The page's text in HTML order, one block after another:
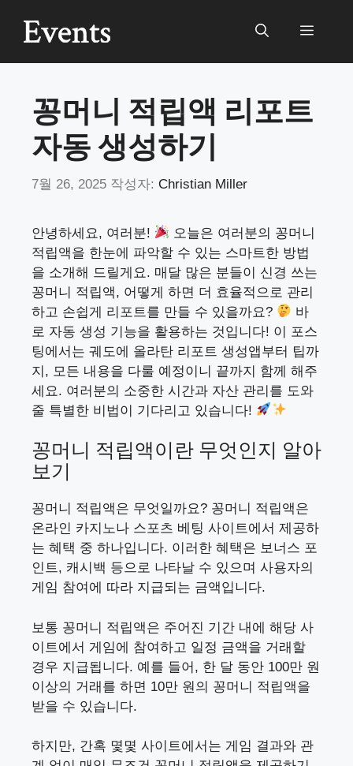
로
메
꽁머니 적립액 리포트
자동 생성하기
7월 26, 2025 작성자: Christian Miller
안녕하세요, 여러분!
오늘은 여러분의 꽁머니
적립액을 한눈에 파악할 수 있는 스마트한 방법
을 소개해 드릴게요. 매달 많은 분들이 신경 쓰는
꽁머니 적립액, 어떻게 하면 더 효율적으로 관리
하고 손쉽게 리포트를 만들 수 있을까요?
바
로 자동 생성 기능을 활용하는 것입니다! 이 포스
팅에서는 궤도에 올라탄 리포트 생성앱부터 팁까
지, 모든 내용을 다룰 예정이니 끝까지 함께 해주
세요. 여러분의 소중한 시간과 자산 관리를 도와
줄 특별한 비법이 기다리고 있습니다!
꽁머니 적립액이란 무엇인지 알아
보기
꽁머니 적립액은 무엇일까요? 꽁머니 적립액은
온라인 카지노나 스포츠 베팅 사이트에서 제공하
는 혜택 중 하나입니다. 이러한 혜택은 보너스 포
인트, 캐시백 등으로 나타날 수 있으며 사용자의
게임 참여에 따라 지급되는 금액입니다.
보통 꽁머니 적립액은 주어진 기간 내에 해당 사
이트에서 게임에 참여하고 일정 금액을 거래할
경우 지급됩니다. 예를 들어, 한 달 동안 100만 원
이상의 거래를 하면 10만 원의 꽁머니 적립액을
받을 수 있습니다.
하지만, 간혹 몇몇 사이트에서는 게임 결과와 관